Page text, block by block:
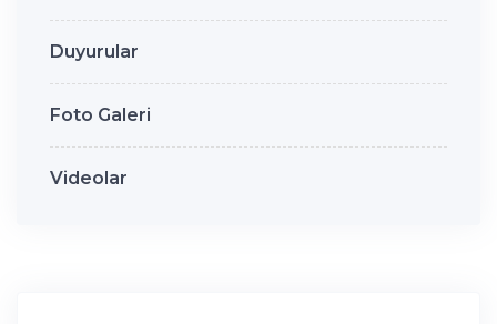
Duyurular
Foto Galeri
Videolar